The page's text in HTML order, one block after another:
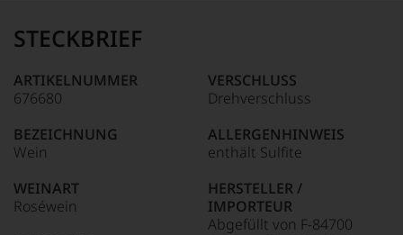
95–98 Punkte:
90–94 Punkte:
Name
Tesdorpf
für
»Fine
für
die
edlen
Weine
der
Welt,
STECKBRIEF
ARTIKELNUMMER
676680
BEZEICHNUNG
Wein
WEINART
Roséwein
VERSCHLUSS
Drehverschluss
ALLERGENHINWEIS
enthält Sulfite
HERSTELLER /
IMPORTEUR
Abgefüllt von F-84700